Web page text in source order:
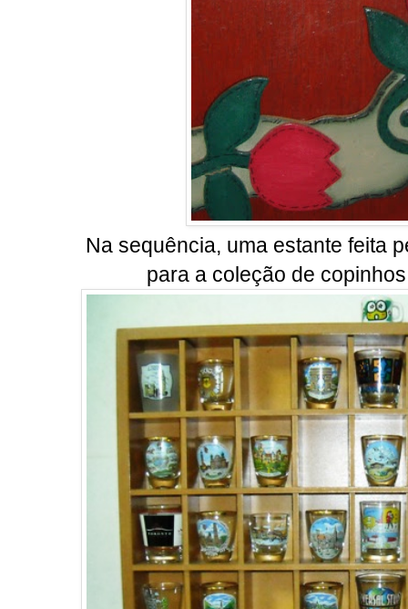
Na sequência, uma estante feita
para a coleção de